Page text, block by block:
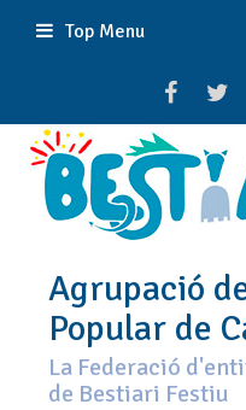
Top Menu
Agrupació
Popular de
La Federació
de Bestiari Festiu